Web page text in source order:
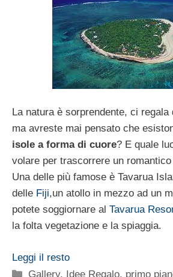
La natura è sorprendente, ci
ma avreste mai pensato che
isole a forma di cuore? E quale
volare per trascorrere un romantico
Una delle più famose è Tavarua
delle Fiji,un atollo in mezzo ad un
potete soggiornare al Tavarua
la folta vegetazione e la spiaggia.
Leggi il resto
Categorie
Gallery, Idee Regalo, primo